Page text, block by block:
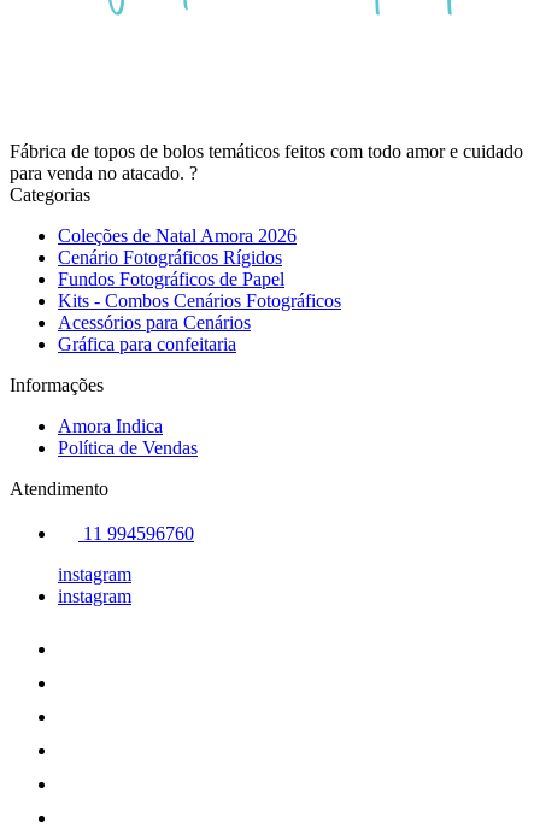
Fábrica de topos de bolos temáticos feitos com todo amor e cuidado
para venda no atacado. ?
Categorias
Coleções de Natal Amora 2026
Cenário Fotográficos Rígidos
Fundos Fotográficos de Papel
Kits - Combos Cenários Fotográficos
Acessórios para Cenários
Gráfica para confeitaria
Informações
Amora Indica
Política de Vendas
Atendimento
11 994596760
instagram
instagram